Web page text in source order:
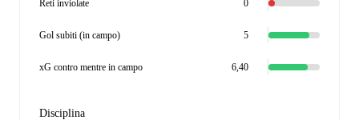
Reti inviolate 0
Gol subiti (in campo) 5
xG contro mentre in campo 6,40
Disciplina